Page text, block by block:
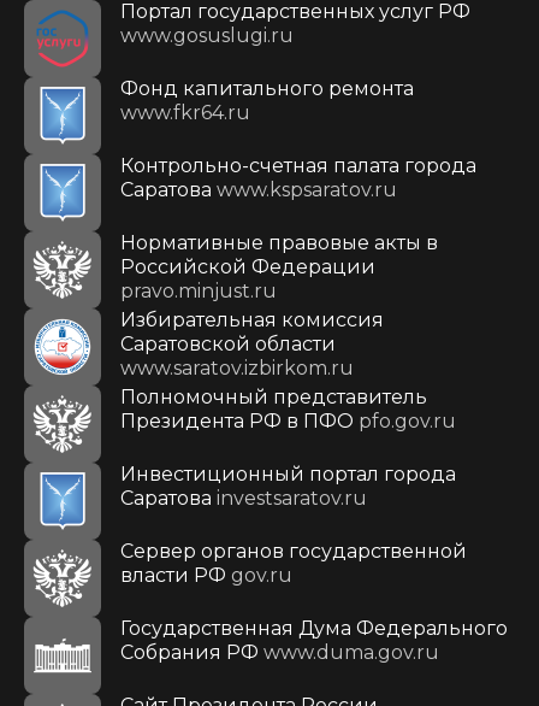
Портал государственных услуг РФ
www.gosuslugi.ru
Фонд капитального ремонта
www.fkr64.ru
Контрольно-счетная палата города
Саратова www.kspsaratov.ru
Нормативные правовые акты в
Российской Федерации
pravo.minjust.ru
Избирательная комиссия
Саратовской области
www.saratov.izbirkom.ru
Полномочный представитель
Президента РФ в ПФО pfo.gov.ru
Инвестиционный портал города
Саратова investsaratov.ru
Сервер органов государственной
власти РФ gov.ru
Государственная Дума Федерального
Собрания РФ www.duma.gov.ru